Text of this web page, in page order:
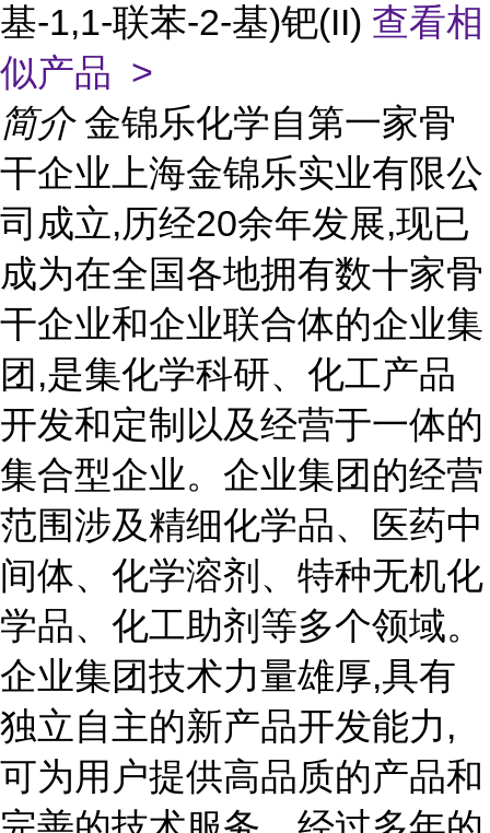
基-1,1-联苯-2-基)钯(II) 查看相
似产品 >
简介 金锦乐化学自第一家骨
干企业上海金锦乐实业有限公
司成立,历经20余年发展,现已
成为在全国各地拥有数十家骨
干企业和企业联合体的企业集
团,是集化学科研、化工产品
开发和定制以及经营于一体的
集合型企业。企业集团的经营
范围涉及精细化学品、医药中
间体、化学溶剂、特种无机化
学品、化工助剂等多个领域。
企业集团技术力量雄厚,具有
独立自主的新产品开发能力,
可为用户提供高品质的产品和